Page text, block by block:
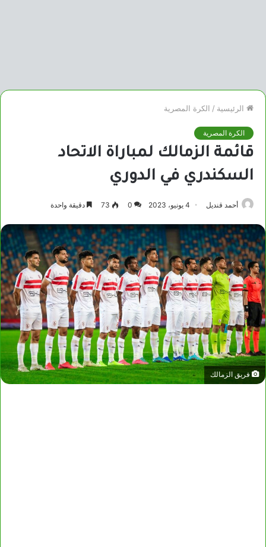
الرئيسية / الكرة المصرية
الكرة المصرية
قائمة الزمالك لمباراة الاتحاد
السكندري في الدوري
أحمد قنديل 4 يونيو، 2023 0
73 دقيقة واحدة
فريق الزمالك